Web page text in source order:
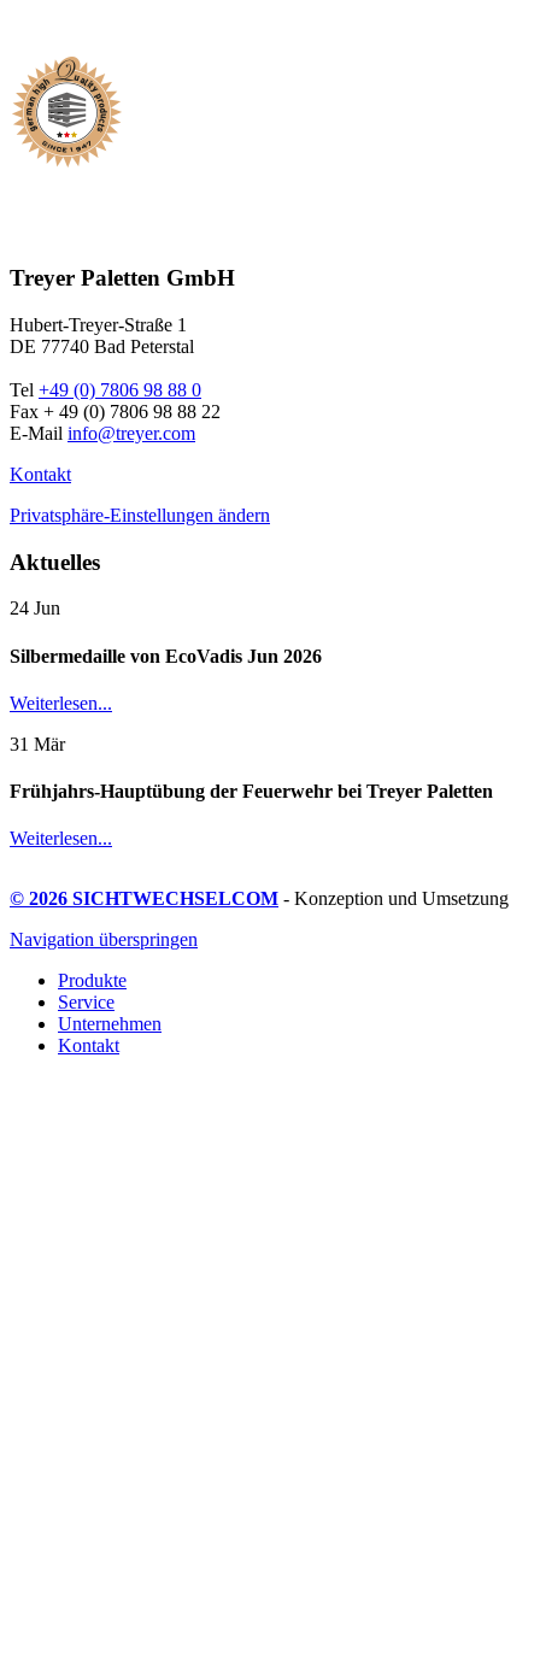
Treyer Paletten GmbH
Hubert-Treyer-Straße 1
DE 77740 Bad Peterstal
Tel +49 (0) 7806 98 88 0
Fax + 49 (0) 7806 98 88 22
E-Mail info@treyer.com
Kontakt
Privatsphäre-Einstellungen ändern
Aktuelles
24 Jun
Silbermedaille von EcoVadis Jun 2026
Weiterlesen...
31 Mär
Frühjahrs-Hauptübung der Feuerwehr bei Treyer Paletten
Weiterlesen...
© 2026 SICHTWECHSELCOM - Konzeption und Umsetzung
Navigation überspringen
Produkte
Service
Unternehmen
Kontakt